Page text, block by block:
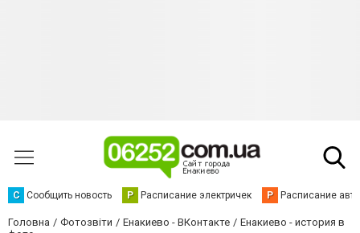
С Сообщить новость Р Расписание электричек Р Расписание
Головна Фотозвіти Енакиево - ВКонтакте
Енакиево - история в